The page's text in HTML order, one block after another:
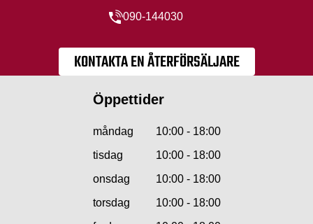
090-144030
KONTAKTA EN ÅTERFÖRSÄLJARE
Öppettider
måndag
10:00 - 18:00
tisdag
10:00 - 18:00
onsdag
10:00 - 18:00
torsdag
10:00 - 18:00